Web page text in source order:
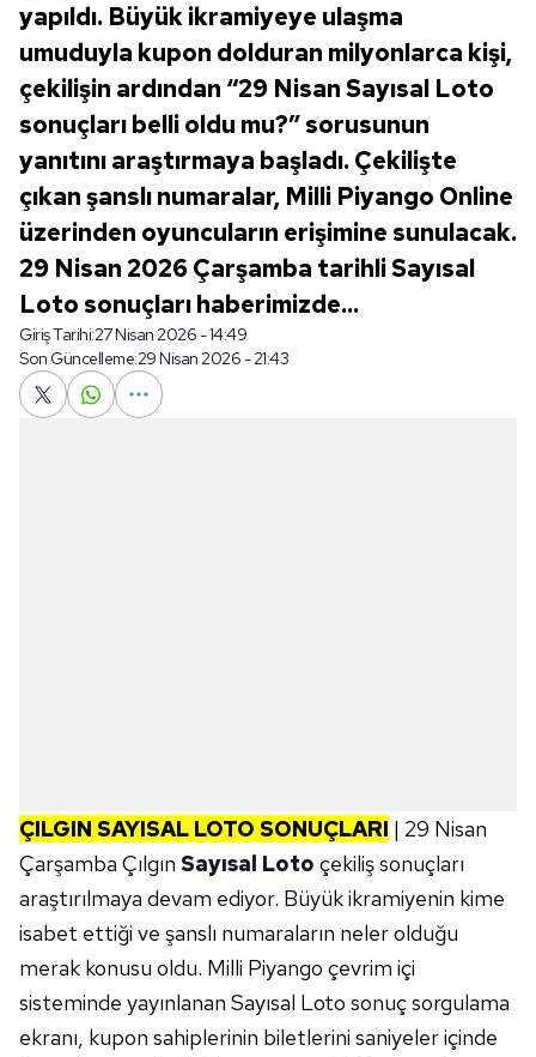
yapıldı. Büyük ikramiyeye ulaşma
umuduyla kupon dolduran milyonlarca kişi,
çekilişin ardından “29 Nisan Sayısal Loto
sonuçları belli oldu mu?” sorusunun
yanıtını araştırmaya başladı. Çekilişte
çıkan şanslı numaralar, Milli Piyango Online
üzerinden oyuncuların erişimine sunulacak.
29 Nisan 2026 Çarşamba tarihli Sayısal
Loto sonuçları haberimizde...
Giriş Tarihi:27 Nisan 2026 - 14:49
Son Güncelleme:29 Nisan 2026 - 21:43
ÇILGIN SAYISAL LOTO SONUÇLARI | 29 Nisan
Çarşamba Çılgın Sayısal Loto çekiliş sonuçları
araştırılmaya devam ediyor. Büyük ikramiyenin kime
isabet ettiği ve şanslı numaraların neler olduğu
merak konusu oldu. Milli Piyango çevrim içi
sisteminde yayınlanan Sayısal Loto sonuç sorgulama
ekranı, kupon sahiplerinin biletlerini saniyeler içinde